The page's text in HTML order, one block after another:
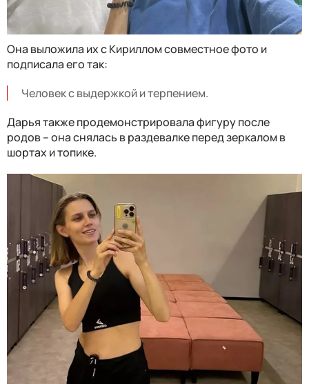
Она выложила их с Кириллом совместное фото и
подписала его так:
Человек с выдержкой и терпением.
Дарья также продемонстрировала фигуру после
родов – она снялась в раздевалке перед зеркалом в
шортах и топике.